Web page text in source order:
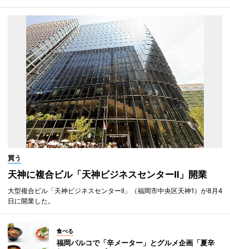
買う
天神に複合ビル「天神ビジネスセンターII」開業
大型複合ビル「天神ビジネスセンターII」（福岡市中央区天神1）が8月4
日に開業した。
食べる
福岡パルコで「辛メーター」とグルメ企画「夏辛